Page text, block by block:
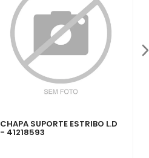
CHAPA SUPORTE ESTRIBO L.D
- 41218593